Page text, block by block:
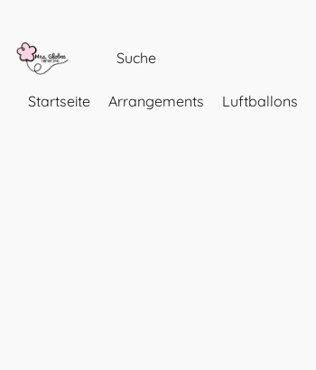
Startseite Arrangements Luftballons